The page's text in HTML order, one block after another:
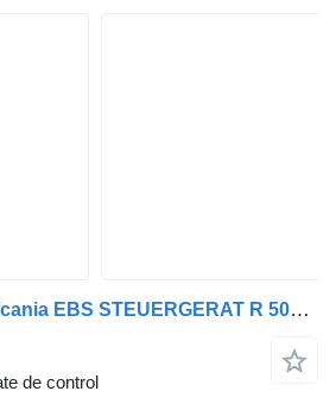
Unitate de control Scania EBS STEUERGERAT R 500 EURO 6 MODEL 2015 2116106 pentru camion
de control